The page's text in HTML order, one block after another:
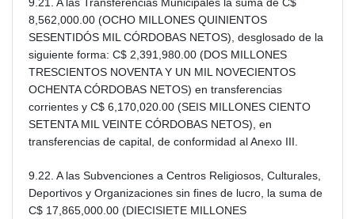
8,562,000.00 (OCHO MILLONES QUINIENTOS
SESENTIDÓS MIL CÓRDOBAS NETOS), desglosado de la
siguiente forma: C$ 2,391,980.00 (DOS MILLONES
TRESCIENTOS NOVENTA Y UN MIL NOVECIENTOS
OCHENTA CÓRDOBAS NETOS) en transferencias
corrientes y C$ 6,170,020.00 (SEIS MILLONES CIENTO
SETENTA MIL VEINTE CÓRDOBAS NETOS), en
transferencias de capital, de conformidad al Anexo III.
9.22. A las Subvenciones a Centros Religiosos, Culturales,
Deportivos y Organizaciones sin fines de lucro, la suma de
C$ 17,865,000.00 (DIECISIETE MILLONES